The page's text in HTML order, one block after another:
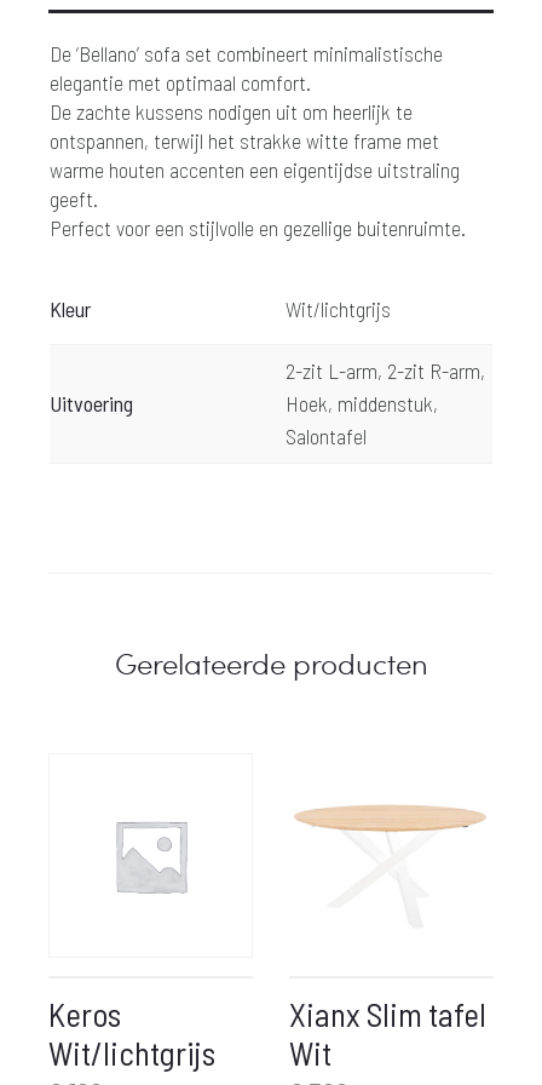
De ‘Bellano’ sofa set combineert minimalistische
elegantie met optimaal comfort.
De zachte kussens nodigen uit om heerlijk te
ontspannen, terwijl het strakke witte frame met
warme houten accenten een eigentijdse uitstraling
geeft.
Perfect voor een stijlvolle en gezellige buitenruimte.
Kleur Wit/lichtgrijs
Uitvoering
2-zit L-arm, 2-zit R-arm,
Hoek, middenstuk,
Salontafel
Gerelateerde producten
Keros
Wit/lichtgrijs
Xianx Slim tafel
Wit